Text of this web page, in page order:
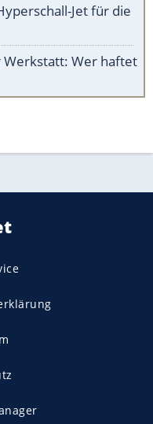
Jet für die
Werkstatt: Wer haftet